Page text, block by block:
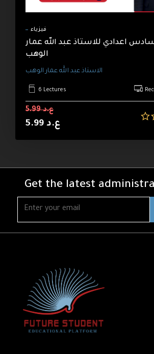
فيزياء
اعدادي للاستاذ عبد الله عمار
الوهب
الاستاذ عبد الله عمار الوهب
6 Lectures
ع.د 5.99
ع.د 5.99
Get the latest